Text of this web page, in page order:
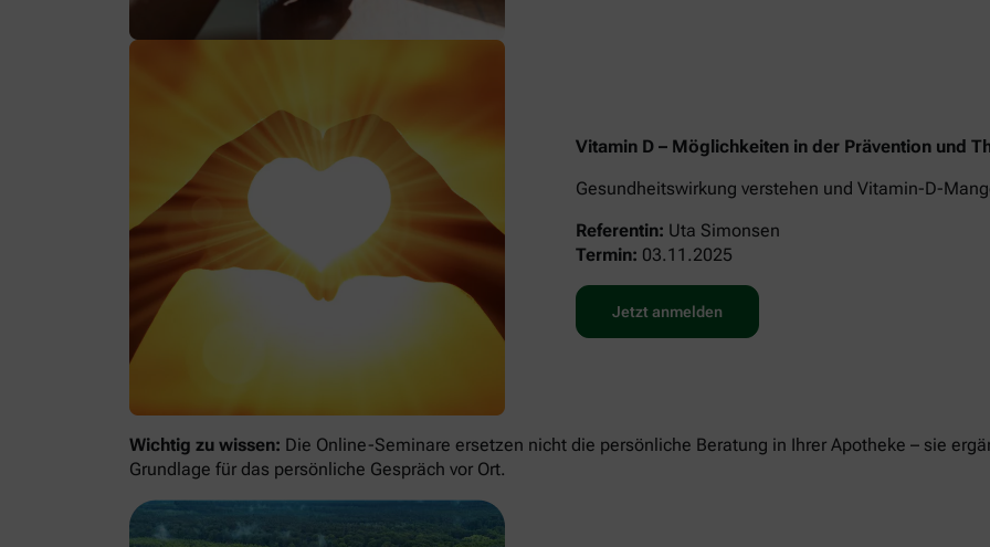
Vitamin D – Möglichkeiten in der Prävention und
Gesundheitswirkung verstehen und Vitamin-D-
Referentin: Uta Simonsen
Termin: 03.11.2025
Jetzt anmelden
Wichtig zu wissen: Die Online-Seminare ersetzen nicht die persönliche Beratung in Ihrer Apotheke – sie
Grundlage für das persönliche Gespräch vor Ort.